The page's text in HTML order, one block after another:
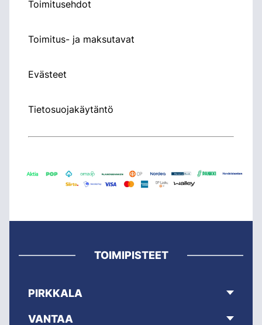
Toimitusehdot
Toimitus- ja maksutavat
Evästeet
Tietosuojakäytäntö
TOIMIPISTEET
PIRKKALA
VANTAA